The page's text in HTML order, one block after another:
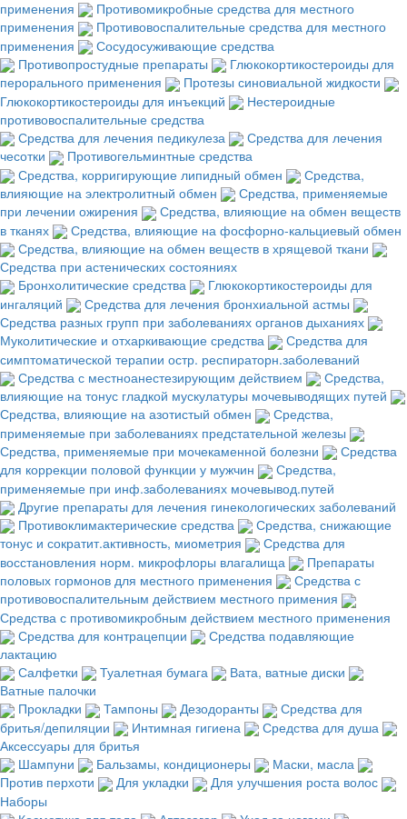
применения
Противомикробные средства для местного
применения
Противовоспалительные средства для местного
применения
Сосудосуживающие средства
Противопростудные препараты
Глюкокортикостероиды для
перорального применения
Протезы синовиальной жидкости
Глюкокортикостероиды для инъекций
Нестероидные
противовоспалительные средства
Средства для лечения педикулеза
Средства для лечения
чесотки
Противогельминтные средства
Средства, корригирующие липидный обмен
Средства,
влияющие на электролитный обмен
Средства, применяемые
при лечении ожирения
Средства, влияющие на обмен веществ
в тканях
Средства, влияющие на фосфорно-кальциевый обмен
Средства, влияющие на обмен веществ в хрящевой ткани
Средства при астенических состояниях
Бронхолитические средства
Глюкокортикостероиды для
ингаляций
Средства для лечения бронхиальной астмы
Средства разных групп при заболеваниях органов дыханиях
Муколитические и отхаркивающие средства
Средства для
симптоматической терапии остр. респираторн.заболеваний
Средства с местноанестезирующим действием
Средства,
влияющие на тонус гладкой мускулатуры мочевыводящих путей
Средства, влияющие на азотистый обмен
Средства,
применяемые при заболеваниях предстательной железы
Средства, применяемые при мочекаменной болезни
Средства
для коррекции половой функции у мужчин
Средства,
применяемые при инф.заболеваниях мочевывод.путей
Другие препараты для лечения гинекологических заболеваний
Противоклимактерические средства
Средства, снижающие
тонус и сократит.активность, миометрия
Средства для
восстановления норм. микрофлоры влагалища
Препараты
половых гормонов для местного применения
Средства с
противовоспалительным действием местного примения
Средства с противомикробным действием местного применения
Средства для контрацепции
Средства подавляющие
лактацию
Салфетки
Туалетная бумага
Вата, ватные диски
Ватные палочки
Прокладки
Тампоны Дезодоранты
Средства для
бритья/депиляции
Интимная гигиена
Средства для душа
Аксессуары для бритья
Шампуни
Бальзамы, кондиционеры
Маски, масла
Против перхоти
Для укладки
Для улучшения роста волос
Наборы